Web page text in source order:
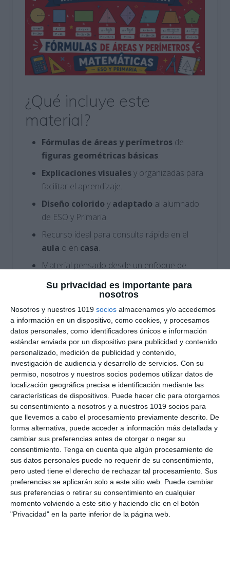
Su privacidad es importante para
nosotros
Nosotros y nuestros 1019 socios almacenamos y/o accedemos
a información en un dispositivo, como cookies, y procesamos
datos personales, como identificadores únicos e información
estándar enviada por un dispositivo para publicidad y contenido
personalizado, medición de publicidad y contenido,
investigación de audiencia y desarrollo de servicios. Con su
permiso, nosotros y nuestros socios podemos utilizar datos de
localización geográfica precisa e identificación mediante las
características de dispositivos. Puede hacer clic para otorgarnos
su consentimiento a nosotros y a nuestros 1019 socios para
que llevemos a cabo el procesamiento previamente descrito. De
forma alternativa, puede acceder a información más detallada y
cambiar sus preferencias antes de otorgar o negar su
consentimiento. Tenga en cuenta que algún procesamiento de
sus datos personales puede no requerir de su consentimiento,
pero usted tiene el derecho de rechazar tal procesamiento. Sus
preferencias se aplicarán solo a este sitio web. Puede cambiar
sus preferencias o retirar su consentimiento en cualquier
momento volviendo a este sitio y haciendo clic en el botón
"Privacidad" en la parte inferior de la página web.
¿Qué incluye este
material?
Fórmulas de áreas y perímetros de
figuras geométricas básicas.
Explicacionesvisualesy organizadas para
facilitar el aprendizaje.
Diseño colorido y adaptado al alumnado
de ESO y Primaria.
Recurso ideal para consulta rápida en el
aula o en casa.
Material pensado desde un enfoque de
esquemas visuales que ayudan a
comprender mejor la geometría y favorecen
la memoria visual.
Cómo utilizar este
material
Esta infografía es ideal para trabajar las áreas y
perímetros enMatemáticas deESOy
Primaria de forma visual y sencilla. Puede
utilizarse como apoyo en clase, material de
repaso, póster educativo o recurso de consulta
rápida para reforzar la geometría mediante
Visual Thinking.
Encuentra más recursos
como este